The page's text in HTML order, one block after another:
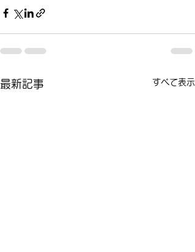
最新記事 すべて表示